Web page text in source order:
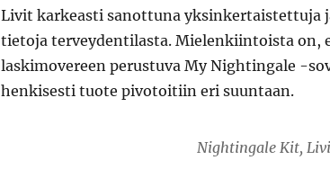
Livit karkeasti sanottuna yksinkertaistettuja
tietoja terveydentilasta. Mielenkiintoista on,
laskimovereen perustuva My Nightingale -
henkisesti tuote pivotoitiin eri suuntaan.
Nightingale Kit,